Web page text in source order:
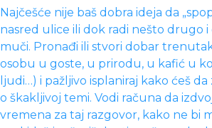
Najčešće nije baš dobra ideja da
nasred ulice ili dok radi nešto drugo i
muči. Pronađi ili stvori dobar
osobu u goste, u prirodu, u kafić u
ljudi…) i pažljivo isplaniraj kako ćeš
o škakljivoj temi. Vodi računa da
vremena za taj razgovor, kako ne bi